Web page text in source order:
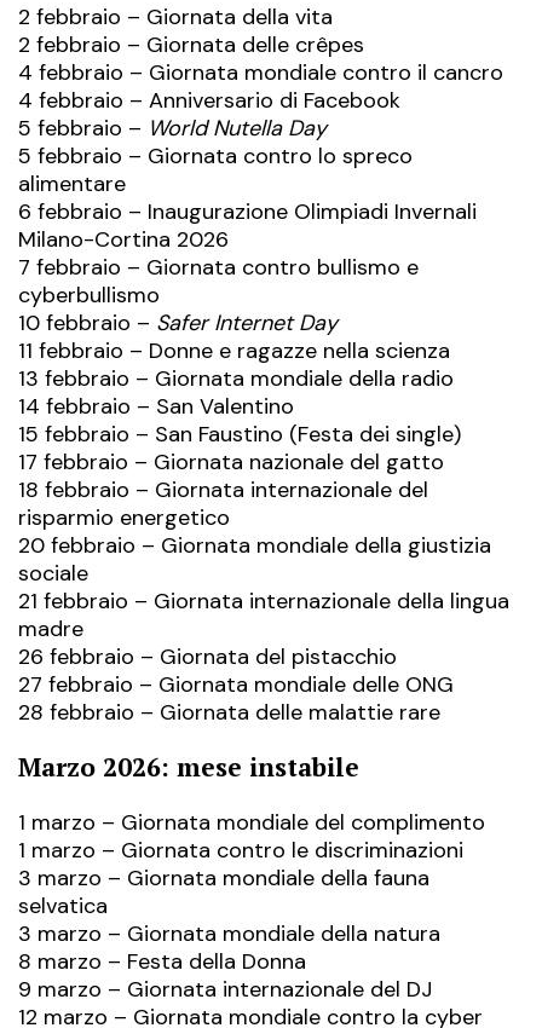
2 febbraio – Giornata della vita
2 febbraio – Giornata delle crêpes
4 febbraio – Giornata mondiale contro il cancro
4 febbraio – Anniversario di Facebook
5 febbraio – World Nutella Day
5 febbraio – Giornata contro lo spreco
alimentare
6 febbraio – Inaugurazione Olimpiadi Invernali
Milano-Cortina 2026
7 febbraio – Giornata contro bullismo e
cyberbullismo
10 febbraio – Safer Internet Day
11 febbraio – Donne e ragazze nella scienza
13 febbraio – Giornata mondiale della radio
14 febbraio – San Valentino
15 febbraio – San Faustino (Festa dei single)
17 febbraio – Giornata nazionale del gatto
18 febbraio – Giornata internazionale del
risparmio energetico
20 febbraio – Giornata mondiale della giustizia
sociale
21 febbraio – Giornata internazionale della lingua
madre
26 febbraio – Giornata del pistacchio
27 febbraio – Giornata mondiale delle ONG
28 febbraio – Giornata delle malattie rare
Marzo 2026: mese instabile
1 marzo – Giornata mondiale del complimento
1 marzo – Giornata contro le discriminazioni
3 marzo – Giornata mondiale della fauna
selvatica
3 marzo – Giornata mondiale della natura
8 marzo – Festa della Donna
9 marzo – Giornata internazionale del DJ
12 marzo – Giornata mondiale contro la cyber